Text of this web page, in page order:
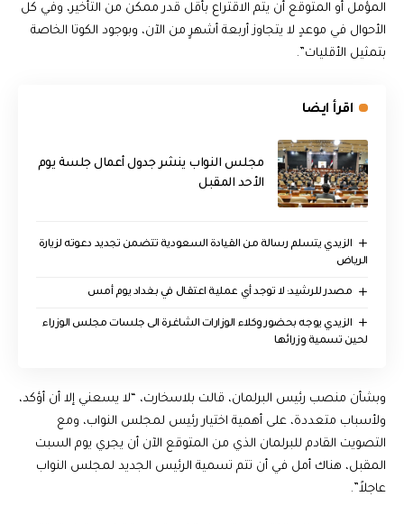
المؤمل أو المتوقع أن يتم الاقتراع بأقل قدر ممكن من التأخير، وفي كل
الأحوال في موعدٍ لا يتجاوز أربعة أشهرٍ من الآن، وبوجود الكوتا الخاصة
بتمثيل الأقليات”.
اقرأ ايضا
مجلس النواب ينشر جدول أعمال جلسة يوم
الأحد المقبل
الزيدي يتسلم رسالة من القيادة السعودية تتضمن تجديد دعوته لزيارة
الرياض
مصدر للرشيد: لا توجد أي عملية اعتقال في بغداد يوم أمس
الزيدي يوجه بحضور وكلاء الوزارات الشاغرة الى جلسات مجلس الوزراء
لحين تسمية وزرائها
وبشأن منصب رئيس البرلمان، قالت بلاسخارت، “لا يسعني إلا أن أؤكد،
ولأسباب متعددة، على أهمية اختيار رئيس لمجلس النواب، ومع
التصويت القادم للبرلمان الذي من المتوقع الآن أن يجري يوم السبت
المقبل، هناك أمل في أن تتم تسمية الرئيس الجديد لمجلس النواب
عاجلاً”.